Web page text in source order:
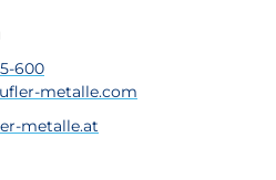
600
metalle.com
metalle.at